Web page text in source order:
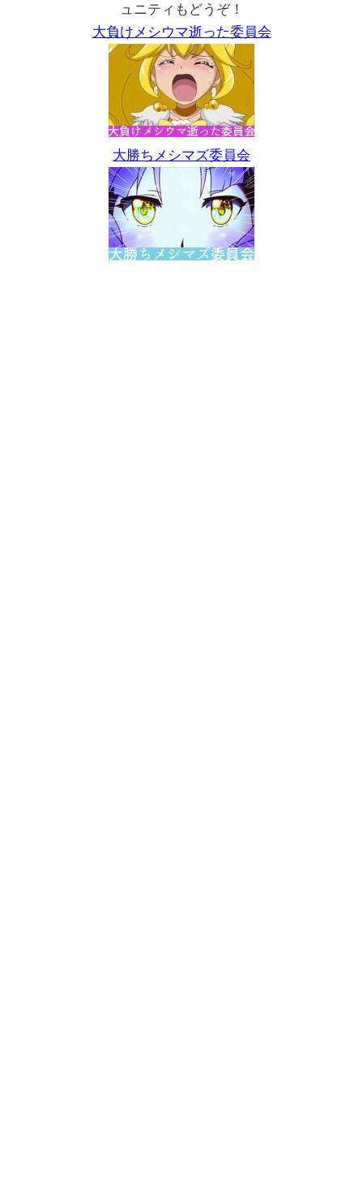
ュニティもどうぞ！
大負けメシウマ逝った委員会
大勝ちメシマズ委員会